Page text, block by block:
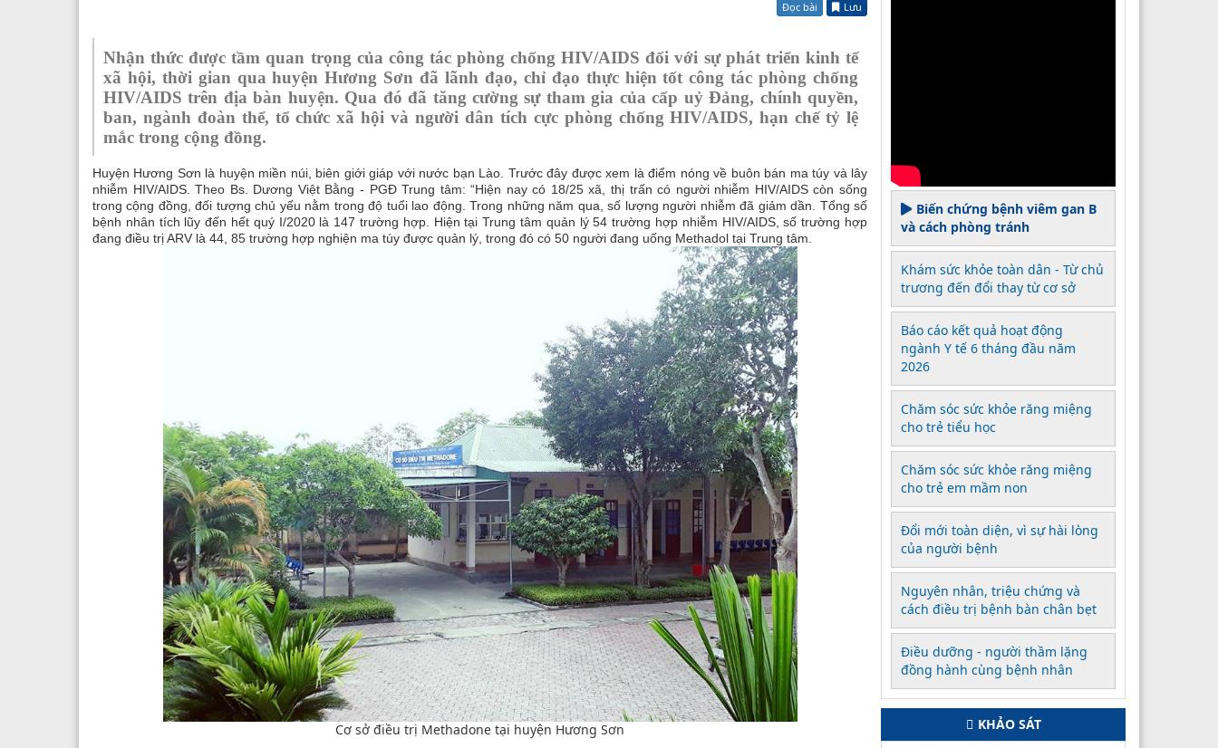
Đọc bài Lưu
Nhận thức được tầm quan trọng của công tác phòng chống HIV/AIDS đối với sự phát triển kinh tế
xã hội, thời gian qua huyện Hương Sơn đã lãnh đạo, chỉ đạo thực hiện tốt công tác phòng chống
HIV/AIDS trên địa bàn huyện. Qua đó đã tăng cường sự tham gia của cấp uỷ Đảng, chính quyền,
ban, ngành đoàn thể, tổ chức xã hội và người dân tích cực phòng chống HIV/AIDS, hạn chế tỷ lệ
mắc trong cộng đồng.
Huyện Hương Sơn là huyện miền núi, biên giới giáp với nước bạn Lào. Trước đây được xem là điểm nóng về buôn bán ma túy và lây
nhiễm HIV/AIDS. Theo Bs. Dương Việt Bằng - PGĐ Trung tâm: “Hiện nay có 18/25 xã, thị trấn có người nhiễm HIV/AIDS còn sống
trong cộng đồng, đối tượng chủ yếu nằm trong độ tuổi lao động.Trong những năm qua, số lượng người nhiễm đã giảm dần. Tổng số
bệnh nhân tích lũy đến hết quý I/2020 là 147 trường hợp. Hiện tại Trung tâm quản lý 54 trường hợp nhiễm HIV/AIDS, số trường hợp
đang điều trị ARV là 44, 85 trường hợp nghiện ma túy được quản lý, trong đó có 50 người đang uống Methadol tại Trung tâm.
Cơ sở điều trị Methadone tại huyện Hương Sơn
Biến chứng bệnh viêm gan B
và cách phòng tránh
Khám sức khỏe toàn dân - Từ chủ
trương đến đổi thay từ cơ sở
Báo cáo kết quả hoạt động
ngành Y tế 6 tháng đầu năm
2026
Chăm sóc sức khỏe răng miệng
cho trẻ tiểu học
Chăm sóc sức khỏe răng miệng
cho trẻ em mầm non
Đổi mới toàn diện, vì sự hài lòng
của người bệnh
Nguyên nhân, triệu chứng và
cách điều trị bệnh bàn chân bẹt
Điều dưỡng - người thầm lặng
đồng hành cùng bệnh nhân
KHẢO SÁT